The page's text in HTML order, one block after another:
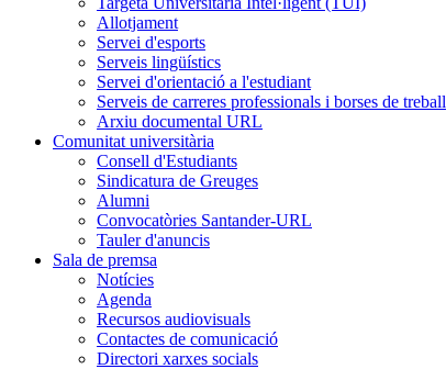
Allotjament
Servei d'esports
Serveis lingüístics
Servei d'orientació a l'estudiant
Serveis de carreres professionals i borses de treball
Arxiu documental URL
Comunitat universitària
Consell d'Estudiants
Sindicatura de Greuges
Alumni
Convocatòries Santander-URL
Tauler d'anuncis
Sala de premsa
Notícies
Agenda
Recursos audiovisuals
Contactes de comunicació
Directori xarxes socials